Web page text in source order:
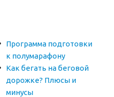
Программа подготовки
к полумарафону
Как бегать на беговой
дорожке? Плюсы и
минусы